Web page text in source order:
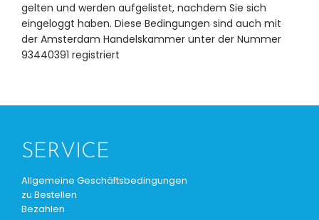
gelten und werden aufgelistet, nachdem Sie sich
eingeloggt haben. Diese Bedingungen sind auch mit
der Amsterdam Handelskammer unter der Nummer
93440391 registriert
SERVICE
Allgemeine Geschäftsbedingungen
zu Bestellen
Bezahlen